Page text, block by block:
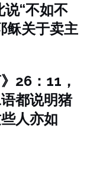
“不如不
稣关于卖主
26：11，
都说明猪
人亦如